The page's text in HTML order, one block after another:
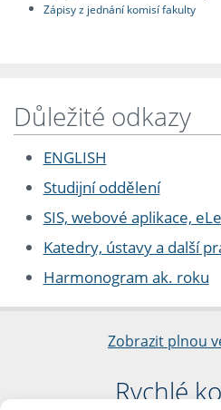
Zápisy z jednání komisí fakulty
Důležité odkazy
ENGLISH
Studijní oddělení
SIS, webové aplikace,
Katedry, ústavy a další
Harmonogram ak. roku
Zobrazit plnou
Rychlé